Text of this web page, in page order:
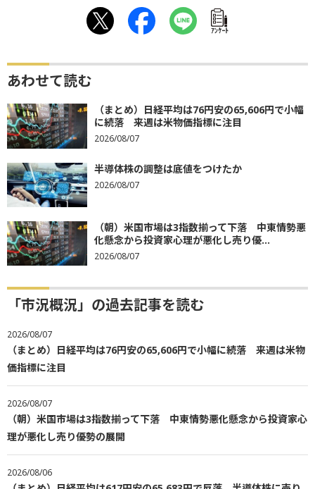
ｱﾝｹｰﾄ
あわせて読む
（まとめ）日経平均は76円安の65,606円で小幅
に続落 来週は米物価指標に注目
2026/08/07
半導体株の調整は底値をつけたか
2026/08/07
（朝）米国市場は3指数揃って下落 中東情勢悪
化懸念から投資家心理が悪化し売り優...
2026/08/07
「市況概況」の過去記事を読む
2026/08/07
（まとめ）日経平均は76円安の65,606円で小幅に続落 来週は米物
価指標に注目
2026/08/07
（朝）米国市場は3指数揃って下落 中東情勢悪化懸念から投資家心
理が悪化し売り優勢の展開
2026/08/06